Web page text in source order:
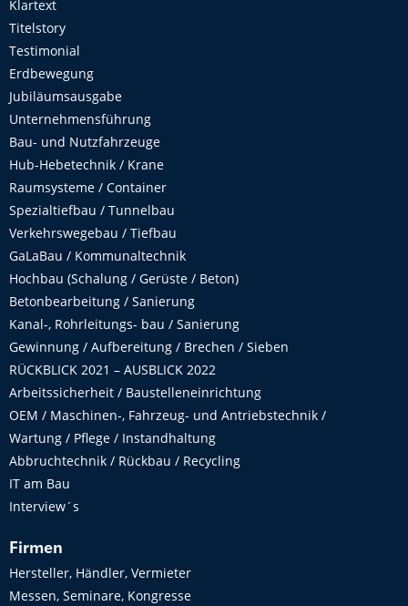
Klartext
Titelstory
Testimonial
Erdbewegung
Jubiläumsausgabe
Unternehmensführung
Bau- und Nutzfahrzeuge
Hub-Hebetechnik / Krane
Raumsysteme / Container
Spezialtiefbau / Tunnelbau
Verkehrswegebau / Tiefbau
GaLaBau / Kommunaltechnik
Hochbau (Schalung / Gerüste / Beton)
Betonbearbeitung / Sanierung
Kanal-, Rohrleitungs- bau / Sanierung
Gewinnung / Aufbereitung / Brechen / Sieben
RÜCKBLICK 2021 – AUSBLICK 2022
Arbeitssicherheit / Baustelleneinrichtung
OEM / Maschinen-, Fahrzeug- und Antriebstechnik /
Wartung / Pflege / Instandhaltung
Abbruchtechnik / Rückbau / Recycling
IT am Bau
Interview´s
Firmen
Hersteller, Händler, Vermieter
Messen, Seminare, Kongresse